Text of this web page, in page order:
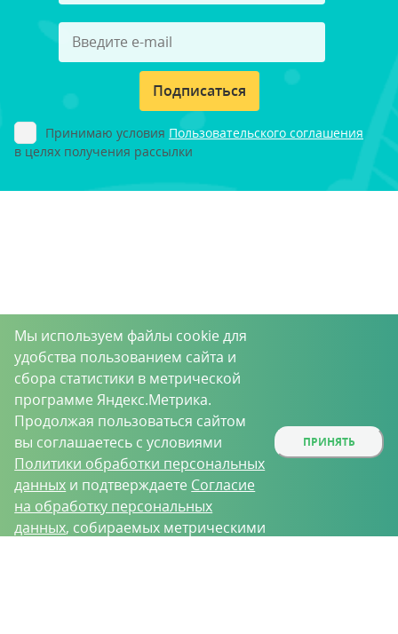
Подписаться
Принимаю условия Пользовательского соглашения
в целях получения рассылки
Мы используем файлы cookie для
удобства пользованием сайта и
сбора статистики в метрической
программе Яндекс.Метрика.
Продолжая пользоваться сайтом
вы соглашаетесь с условиями
Политики обработки персональных
данных и подтверждаете Согласие
на обработку персональных
данных, собираемых метрическими
ПРИНЯТЬ